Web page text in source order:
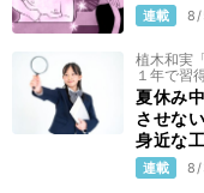
連載 8/
植木和実
１年で習
夏休み
させな
身近な
連載 8/